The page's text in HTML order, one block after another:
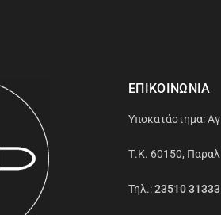
ΕΠΙΚΟΙΝΩΝΙΑ
Υποκατάστημα:
Τ.Κ. 60150,
Τηλ.:23510 31333